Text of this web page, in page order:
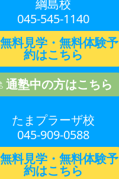
綱島校
045-545-1140
無料見学・無料体験予
約はこちら
通塾中の方はこちら
たまプラーザ校
045-909-0588
無料見学・無料体験予
約はこちら